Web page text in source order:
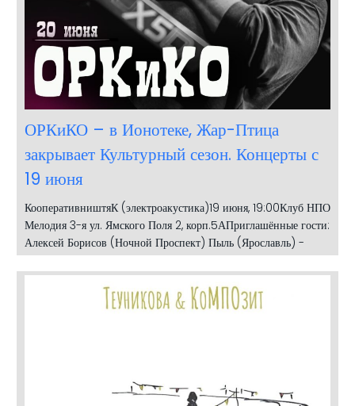
ОРКиКО – в Ионотеке, Жар-Птица
закрывает Культурный сезон. Концерты с
19 июня
КооперативништяК (электроакустика)19 июня, 19:00Клуб НПО
Мелодия 3-я ул. Ямского Поля 2, корп.5АПриглашённые гости:
Алексей Борисов (Ночной Проспект) Пыль (Ярославль) -